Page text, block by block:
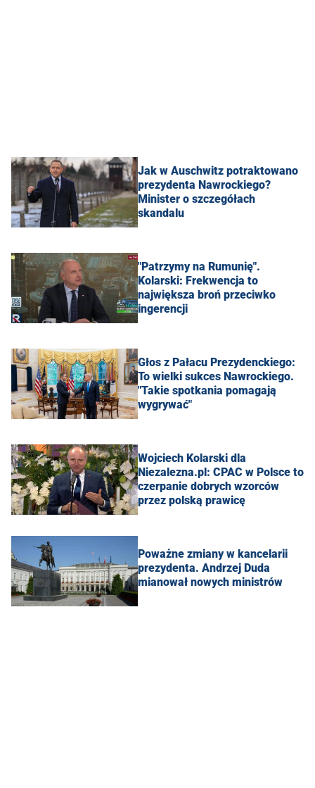
Jak w Auschwitz potraktowano
prezydenta Nawrockiego?
Minister o szczegółach
skandalu
"Patrzymy na Rumunię".
Kolarski: Frekwencja to
największa broń przeciwko
ingerencji
Głos z Pałacu Prezydenckiego:
To wielki sukces Nawrockiego.
"Takie spotkania pomagają
wygrywać"
Wojciech Kolarski dla
Niezalezna.pl: CPAC w Polsce to
czerpanie dobrych wzorców
przez polską prawicę
Poważne zmiany w kancelarii
prezydenta. Andrzej Duda
mianował nowych ministrów